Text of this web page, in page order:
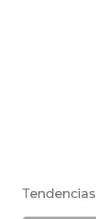
Tendencias